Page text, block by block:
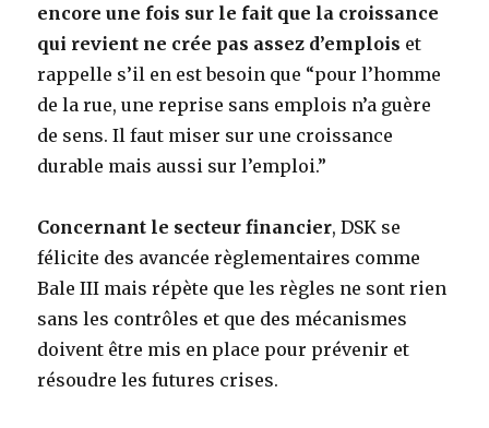
encore une fois sur le fait que la croissance
qui revient ne crée pas assez d’emplois et
rappelle s’il en est besoin que “pour l’homme
de la rue, une reprise sans emplois n’a guère
de sens. Il faut miser sur une croissance
durable mais aussi sur l’emploi.”
Concernant le secteur financier, DSK se
félicite des avancée règlementaires comme
Bale III mais répète que les règles ne sont rien
sans les contrôles et que des mécanismes
doivent être mis en place pour prévenir et
résoudre les futures crises.